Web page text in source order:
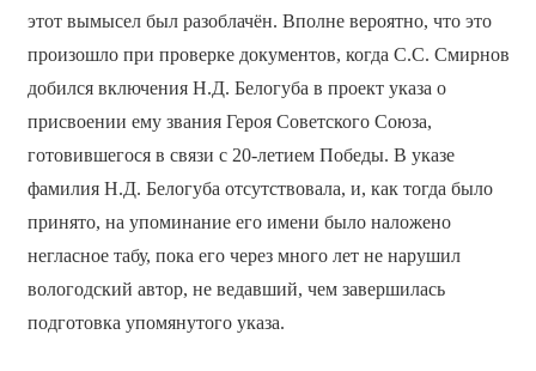
этот вымысел был разоблачён. Вполне вероятно, что это
произошло при проверке документов, когда С.С. Смирнов
добился включения Н.Д. Белогуба в проект указа о
присвоении ему звания Героя Советского Союза,
готовившегося в связи с 20-летием Победы. В указе
фамилия Н.Д. Белогуба отсутствовала, и, как тогда было
принято, на упоминание его имени было наложено
негласное табу, пока его через много лет не нарушил
вологодский автор, не ведавший, чем завершилась
подготовка упомянутого указа.